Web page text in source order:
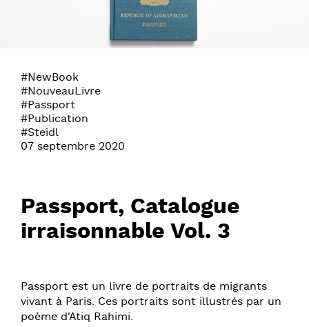
#NewBook
#NouveauLivre
#Passport
#Publication
#Steidl
07 septembre 2020
Passport, Catalogue
irraisonnable Vol. 3
Passport est un livre de portraits de migrants
vivant à Paris. Ces portraits sont illustrés par un
poème d'Atiq Rahimi.